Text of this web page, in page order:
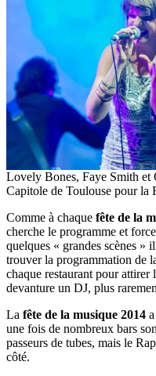
Lovely Bones, Faye Smith et
Capitole de Toulouse pour la
Comme à chaque fête de la
cherche le programme et
quelques « grandes scènes »
trouver la programmation de
chaque restaurant pour attirer
devanture un DJ, plus
La fête de la musique 2014
une fois de nombreux bars
passeurs de tubes, mais le
côté.